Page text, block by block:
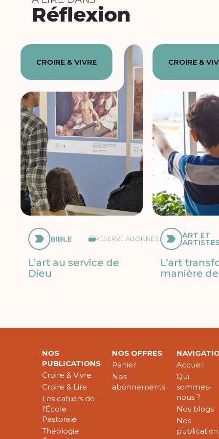
Réflexion
CROIRE & VIVRE
BIBLE RÉSERVÉ ABONNÉS
L’art au service de
Dieu
CROIRE &
ART ET
L’art
manière
NOS
PUBLICATIONS
Croire & Vivre
Croire & Lire
Les cahiers de
l’École
Pastorale
Théologie
NOS OFFRES
Panier
Nos
abonnements
Accueil
Qui
sommes-
nous ?
Nos blogs
Nos